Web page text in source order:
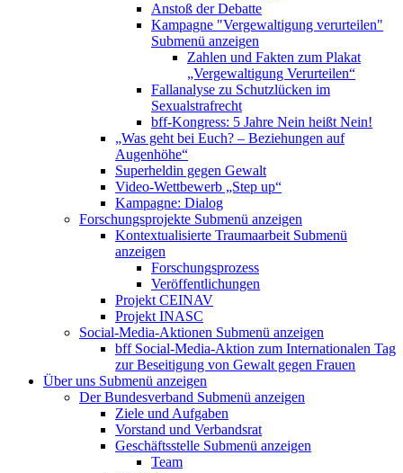
Anstoß der Debatte
Kampagne "Vergewaltigung verurteilen"
Submenü anzeigen
Zahlen und Fakten zum Plakat
„Vergewaltigung Verurteilen“
Fallanalyse zu Schutzlücken im
Sexualstrafrecht
bff-Kongress: 5 Jahre Nein heißt Nein!
„Was geht bei Euch? – Beziehungen auf
Augenhöhe“
Superheldin gegen Gewalt
Video-Wettbewerb „Step up“
Kampagne: Dialog
Forschungsprojekte Submenü anzeigen
Kontextualisierte Traumaarbeit Submenü
anzeigen
Forschungsprozess
Veröffentlichungen
Projekt CEINAV
Projekt INASC
Social-Media-Aktionen Submenü anzeigen
bff Social-Media-Aktion zum Internationalen Tag
zur Beseitigung von Gewalt gegen Frauen
Über uns Submenü anzeigen
Der Bundesverband Submenü anzeigen
Ziele und Aufgaben
Vorstand und Verbandsrat
Geschäftsstelle Submenü anzeigen
Team